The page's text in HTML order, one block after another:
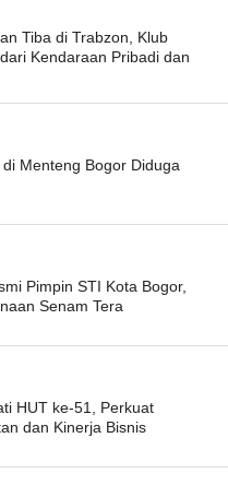
Tiba di Trabzon, Klub
Kendaraan Pribadi dan
Menteng Bogor Diduga
Pimpin STI Kota Bogor,
Senam Tera
HUT ke-51, Perkuat
dan Kinerja Bisnis